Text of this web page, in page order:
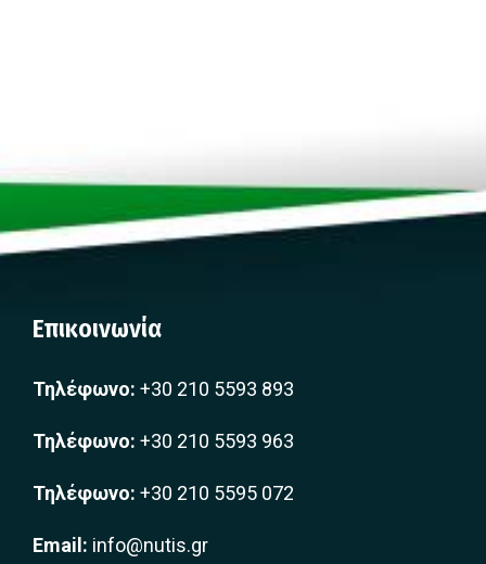
Επικοινωνία
Τηλέφωνο: +30 210 5593 893
Τηλέφωνο: +30 210 5593 963
Τηλέφωνο: +30 210 5595 072
Email: info@nutis.gr